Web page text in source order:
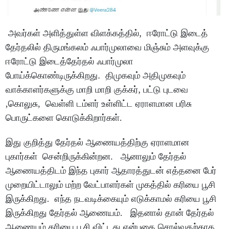
அவர்கள் அளித்துள்ள விளக்கத்தில், ஈரோட்டு இடைத்
தேர்தலில் திருமங்கலம் ஃபார்முலாவை மிஞ்சும் அளவுக்கு
ஈரோட்டு இடைத்தேர்தல் ஃபார்முலா
போய்க்கொண்டிருக்கிறது. திமுகவும் அதிமுகவும்
வாக்காளர்களுக்கு மாறி மாறி குக்கர், பட்டு புடவை
,கொலுசு, வெள்ளி டம்ளர் உள்ளிட்ட ஏராளமான பரிசு
பொருட்களை கொடுக்கிறார்கள்.
இது குறித்து தேர்தல் ஆணையத்திற்கு ஏராளமான
புகார்கள் சென்றிருக்கின்றன. ஆனாலும் தேர்தல்
ஆணையத்திடம் இந்த புகார் ஆதாரத்துடன் எத்தனை பேர்
முறையிட்டாலும் மற்ற வேட்பாளர்கள் முகத்தில் கரியை பூசி
இருக்கிறது. எந்த நடவடிக்கையும் எடுக்காமல் கரியை பூசி
இருக்கிறது தேர்தல் ஆணையம். இதனால் தான் தேர்தல்